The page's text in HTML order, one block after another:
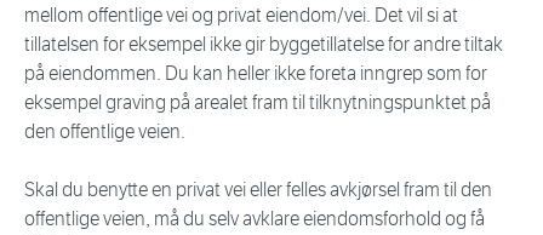
mellom offentlige vei og privat eiendom/vei. Det vil si at
tillatelsen for eksempel ikke gir byggetillatelse for andre tiltak
på eiendommen. Du kan heller ikke foreta inngrep som for
eksempel graving på arealet fram til tilknytningspunktet på
den offentlige veien.
Skal du benytte en privat vei eller felles avkjørsel fram til den
offentlige veien, må du selv avklare eiendomsforhold og få